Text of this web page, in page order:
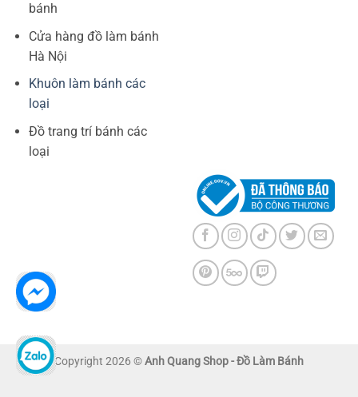
bánh
Cửa hàng đồ làm bánh
Hà Nội
Khuôn làm bánh các
loại
Đồ trang trí bánh các
loại
Copyright 2026 ©Anh Quang Shop - Đồ Làm Bánh